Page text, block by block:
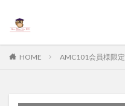
HOME AMC101会員様限定